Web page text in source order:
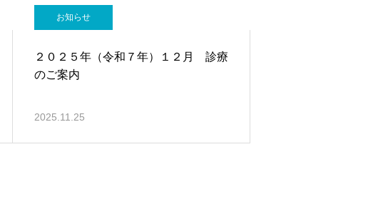
お知らせ
２０２５年（令和７年）１２月 診療
のご案内
2025.11.25